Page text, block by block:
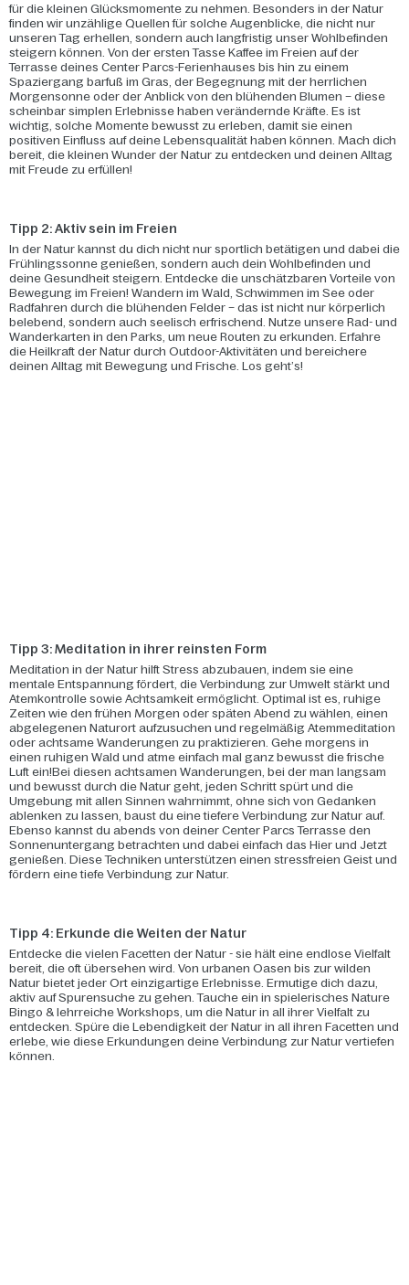
für die kleinen Glücksmomente zu nehmen. Besonders in der Natur
finden wir unzählige Quellen für solche Augenblicke, die nicht nur
unseren Tag erhellen, sondern auch langfristig unser Wohlbefinden
steigern können. Von der ersten Tasse Kaffee im Freien auf der
Terrasse deines Center Parcs-Ferienhauses bis hin zu einem
Spaziergang barfuß im Gras, der Begegnung mit der herrlichen
Morgensonne oder der Anblick von den blühenden Blumen – diese
scheinbar simplen Erlebnisse haben verändernde Kräfte. Es ist
wichtig, solche Momente bewusst zu erleben, damit sie einen
positiven Einfluss auf deine Lebensqualität haben können. Mach dich
bereit, die kleinen Wunder der Natur zu entdecken und deinen Alltag
mit Freude zu erfüllen!
Tipp 2: Aktiv sein im Freien
In der Natur kannst du dich nicht nur sportlich betätigen und dabei die
Frühlingssonne genießen, sondern auch dein Wohlbefinden und
deine Gesundheit steigern. Entdecke die unschätzbaren Vorteile von
Bewegung im Freien! Wandern im Wald, Schwimmen im See oder
Radfahren durch die blühenden Felder – das ist nicht nur körperlich
belebend, sondern auch seelisch erfrischend. Nutze unsere Rad- und
Wanderkarten in den Parks, um neue Routen zu erkunden. Erfahre
die Heilkraft der Natur durch Outdoor-Aktivitäten und bereichere
deinen Alltag mit Bewegung und Frische. Los geht’s!
Tipp 3: Meditation in ihrer reinsten Form
Meditation in der Natur hilft Stress abzubauen, indem sie eine
mentale Entspannung fördert, die Verbindung zur Umwelt stärkt und
Atemkontrolle sowie Achtsamkeit ermöglicht. Optimal ist es, ruhige
Zeiten wie den frühen Morgen oder späten Abend zu wählen, einen
abgelegenen Naturort aufzusuchen und regelmäßig Atemmeditation
oder achtsame Wanderungen zu praktizieren. Gehe morgens in
einen ruhigen Wald und atme einfach mal ganz bewusst die frische
Luft ein!Bei diesen achtsamen Wanderungen, bei der man langsam
und bewusst durch die Natur geht, jeden Schritt spürt und die
Umgebung mit allen Sinnen wahrnimmt, ohne sich von Gedanken
ablenken zu lassen, baust du eine tiefere Verbindung zur Natur auf.
Ebenso kannst du abends von deiner Center Parcs Terrasse den
Sonnenuntergang betrachten und dabei einfach das Hier und Jetzt
genießen. Diese Techniken unterstützen einen stressfreien Geist und
fördern eine tiefe Verbindung zur Natur.
Tipp 4: Erkunde die Weiten der Natur
Entdecke die vielen Facetten der Natur - sie hält eine endlose Vielfalt
bereit, die oft übersehen wird. Von urbanen Oasen bis zur wilden
Natur bietet jeder Ort einzigartige Erlebnisse. Ermutige dich dazu,
aktiv auf Spurensuche zu gehen. Tauche ein in spielerisches Nature
Bingo & lehrreiche Workshops, um die Natur in all ihrer Vielfalt zu
entdecken. Spüre die Lebendigkeit der Natur in all ihren Facetten und
erlebe, wie diese Erkundungen deine Verbindung zur Natur vertiefen
können.